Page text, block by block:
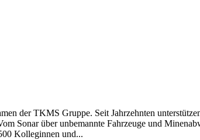
der TKMS Gruppe. Seit Jahrzehnten
Sonar über unbemannte Fahrzeuge und
Kolleginnen und...